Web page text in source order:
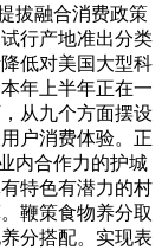
拔融合消费政策
行产地准出分类
低对美国大型科
年上半年正在一
从九个方面摆设
户消费体验。正
内合作力的护城
特色有潜力的村
鞭策食物养分取
分搭配。实现表